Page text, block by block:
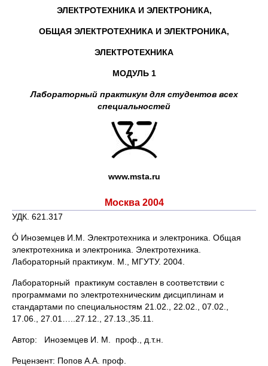
ЭЛЕКТРОТЕХНИКА И ЭЛЕКТРОНИКА,
ОБЩАЯ ЭЛЕКТРОТЕХНИКА И ЭЛЕКТРОНИКА,
ЭЛЕКТРОТЕХНИКА
МОДУЛЬ 1
Лабораторный практикум для студентов всех
специальностей
www.msta.ru
Москва 2004
УДК. 621.317
Ó Иноземцев И.М. Электротехника и электроника. Общая
электротехника и электроника. Электротехника.
Лабораторный практикум. М., МГУТУ. 2004.
Лабораторный практикум составлен в соответствии с
программами по электротехническим дисциплинам и
стандартами по специальностям 21.02., 22.02., 07.02.,
17.06., 27.01…..27.12., 27.13.,35.11.
Автор: Иноземцев И. М. проф., д.т.н.
Рецензент: Попов А.А. проф.